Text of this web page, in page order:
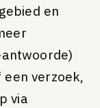
en
verzoek,
via